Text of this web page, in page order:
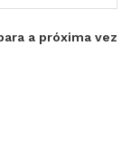
a próxima vez